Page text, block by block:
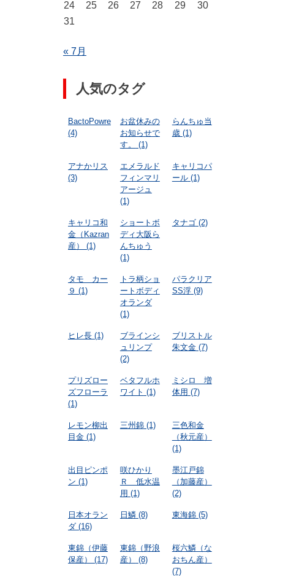
24
25 26 27 28 29
30
31
« 7月
人気のタグ
BactoPowre
(4)
お盆休みの
お知らせで
す。
(1)
らんちゅ当
歳(1)
アナかリス
(3)
エメラルド
フィンマリ
アージュ
(1)
キャリコパ
ール(1)
キャリコ和
金（Kazran
産）
(1)
ショートボ
ディ大阪ら
んちゅう
(1)
タナゴ(2)
タモ カー
９ (1)
トラ柄ショ
ートボディ
オランダ
(1)
パラクリア
SS浮(9)
ヒレ長 (1)
ブラインシ
ュリンプ
(2)
ブリストル
朱文金(7)
プリズロー
ズフローラ
(1)
ベタフルホ
ワイト (1)
ミシロ 増
体用 (7)
レモン柳出
目金 (1)
三州錦(1)
三色和金
（秋元産）
(1)
出目ピンポ
ン (1)
咲ひかり
Ｒ 低水温
用 (1)
墨江戸錦
（加藤産）
(2)
日本オラン
ダ (16)
日鱗(8) 東海錦(5)
東錦（伊藤
保産）
(17)
東錦（野浪
産）
(8)
桜六鱗（な
おちん産）
(7)